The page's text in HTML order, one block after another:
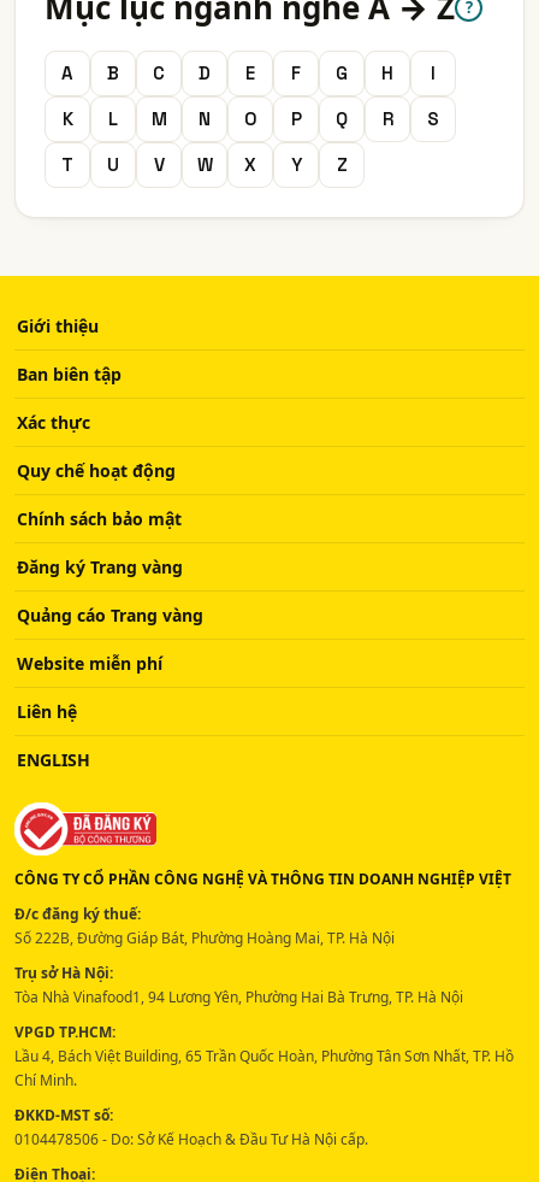
?
A B C D E F G H
I
K
L M N O P Q R
S
T
U V W X Y Z
Giới thiệu
Ban biên tập
Xác thực
Quy chế hoạt động
Chính sách bảo mật
Đăng ký Trang vàng
Quảng cáo Trang vàng
Website miễn phí
Liên hệ
ENGLISH
CÔNG TY CỔ PHẦN CÔNG NGHỆ VÀ THÔNG TIN DOANH NGHIỆP VIỆT
Đ/c đăng ký thuế:
Số 222B, Đường Giáp Bát, Phường Hoàng Mai, TP. Hà Nội
Trụ sở Hà Nội:
Tòa Nhà Vinafood1, 94 Lương Yên, Phường Hai Bà Trưng, TP. Hà Nội
VPGD TP.HCM:
Lầu 4, Bách Việt Building, 65 Trần Quốc Hoàn, Phường Tân Sơn Nhất, TP. Hồ
Chí Minh.
ĐKKD-MST số:
0104478506 - Do: Sở Kế Hoạch & Đầu Tư Hà Nội cấp.
Điện Thoại: